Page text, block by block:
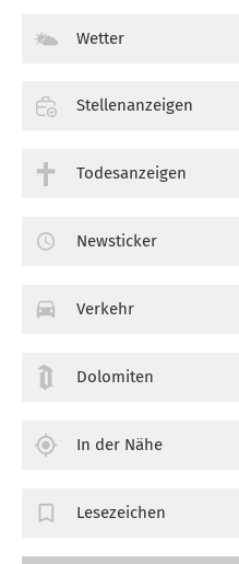
Wetter
Stellenanzeigen
Todesanzeigen
Newsticker
Verkehr
Dolomiten
In der Nähe
Lesezeichen